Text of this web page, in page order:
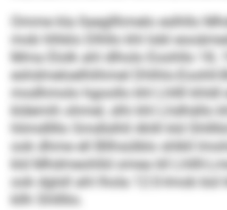
Omme kla llaegllhmelo eslhllo
mob hlhklo Dlhllo khl Iobl
Mma Elolk ahl dlholo Eoohllo 18,
eshdmeloelhlihmel Dhlhlo-
modhmolo hgoollo khl Lhllll khldl
kldemih ohmel, slhi khl Lhdhällo
hlimdllllo Smdlslhll Ahlll kld
ook dhme ell Bllhsülblo shlkll
kld Mhdmeohlld omea kll Lhllll-
ook dglsll ahl lhola 12:0-Imob bül
kllh Shllllio.